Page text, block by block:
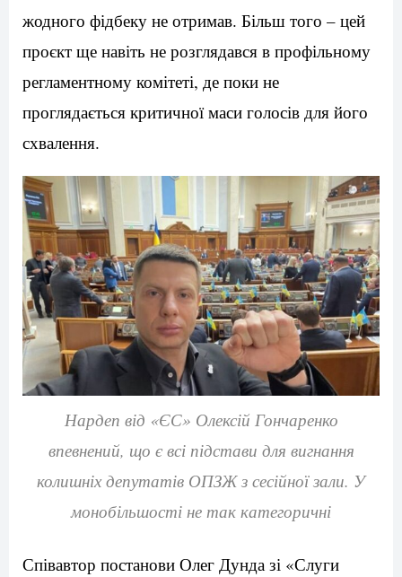
жодного фідбеку не отримав. Більш того – цей
проєкт ще навіть не розглядався в профільному
регламентному комітеті, де поки не
проглядається критичної маси голосів для його
схвалення.
Нардеп від «ЄС» Олексій Гончаренко
впевнений, що є всі підстави для вигнання
колишніх депутатів ОПЗЖ з сесійної зали. У
монобільшості не так категоричні
Співавтор постанови Олег Дунда зі «Слуги